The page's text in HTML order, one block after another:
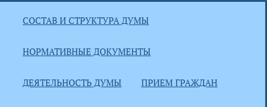
СОСТАВ И СТРУКТУРА ДУМЫ
НОРМАТИВНЫЕ ДОКУМЕНТЫ
ДЕЯТЕЛЬНОСТЬ ДУМЫ ПРИЕМ ГРАЖДАН